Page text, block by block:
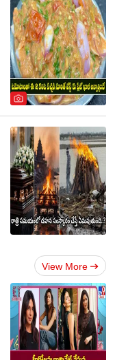
View More